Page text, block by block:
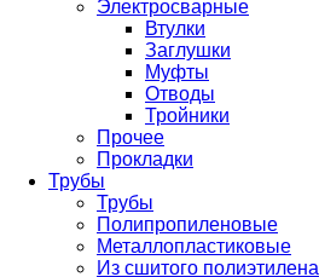
Электросварные
Втулки
Заглушки
Муфты
Отводы
Тройники
Прочее
Прокладки
Трубы
Трубы
Полипропиленовые
Металлопластиковые
Из сшитого полиэтилена